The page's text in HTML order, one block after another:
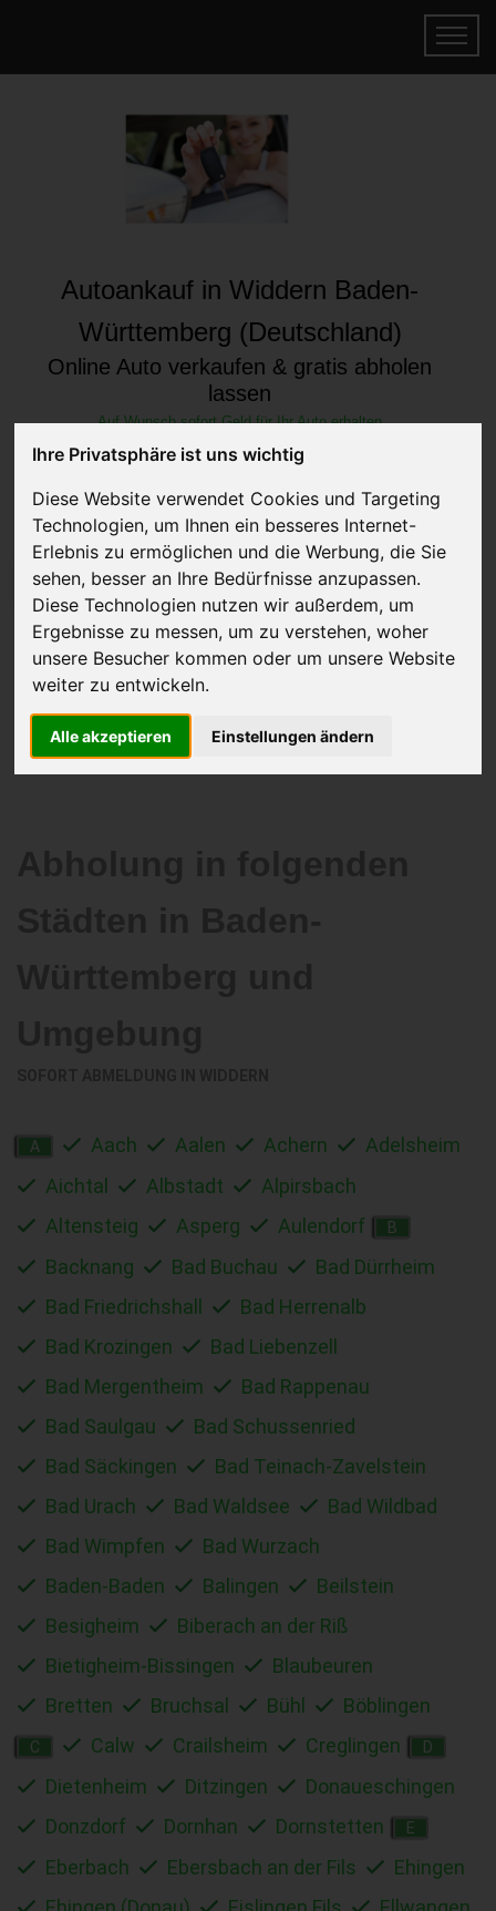
Ihre Privatsphäre ist uns wichtig
Diese Website verwendet Cookies und Targeting
Technologien, um Ihnen ein besseres Internet-
Erlebnis zu ermöglichen und die Werbung, die Sie
sehen, besser an Ihre Bedürfnisse anzupassen.
Diese Technologien nutzen wir außerdem, um
Ergebnisse zu messen, um zu verstehen, woher
unsere Besucher kommen oder um unsere Website
weiter zu entwickeln.
Alle akzeptieren Einstellungen ändern
Autoankauf in Widdern Baden-
Württemberg (Deutschland)
Online Auto verkaufen & gratis abholen
lassen
Auf Wunsch sofort Geld für Ihr Auto erhalten
JETZT KOSTENLOSE BEWERTUNG
Kostenloses Angebotfür den Ankauf Ihres Autos inklusive der
Abholung, auf Wunsch sofort Geld. Ihre Daten werden nicht mit Dritten
Wir garantieren 100% Sicherheit.
A Aach Aalen Achern
Adelsheim
Aichtal
Albstadt
Alpirsbach
Altensteig
Asperg Aulendorf B
Backnang Bad Buchau
Bad Dürrheim
Bad Friedrichshall
Bad Herrenalb
Bad Krozingen
Bad Liebenzell
Bad Mergentheim
Bad Rappenau
Bad Saulgau
Bad Schussenried
Bad Säckingen
Bad Teinach-Zavelstein
Bad Urach
Bad Waldsee
Bad Wildbad
Bad Wimpfen
Bad Wurzach
Baden-Baden
Balingen
Beilstein
Besigheim
Biberach an der Riß
Bietigheim-Bissingen
Blaubeuren
Bretten
Bruchsal Bühl Böblingen
C Calw Crailsheim Creglingen D
Dietenheim Ditzingen
Donaueschingen
Donzdorf
Dornhan Dornstetten E
Eberbach Ebersbach an der Fils
Ehingen